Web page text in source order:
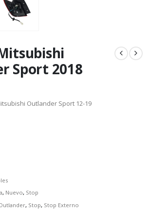
Sport 2018
Outlander Sport 12-19
, Nuevo, Stop
, Stop, Stop Externo